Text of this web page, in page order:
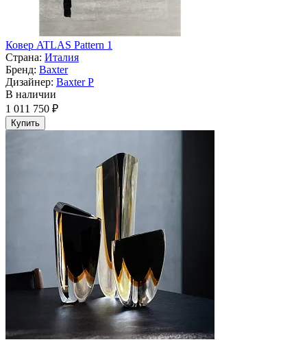
Ковер ATLAS Pattern 1
Страна: Италия
Бренд: Baxter
Дизайнер: Baxter P
В наличии
1 011 750 ₽
Купить